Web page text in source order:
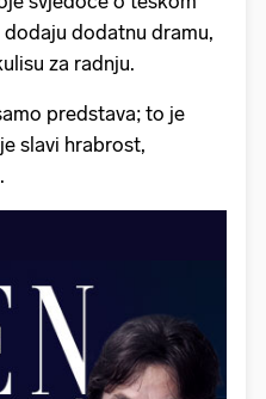
dodatnu dramu,
za radnju.
predstava; to je
slavi hrabrost,